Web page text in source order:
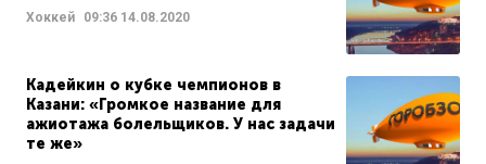
Хоккей 09:36 14.08.2020
Кадейкин о кубке чемпионов в
Казани: «Громкое название для
ажиотажа болельщиков. У нас задачи
те же»